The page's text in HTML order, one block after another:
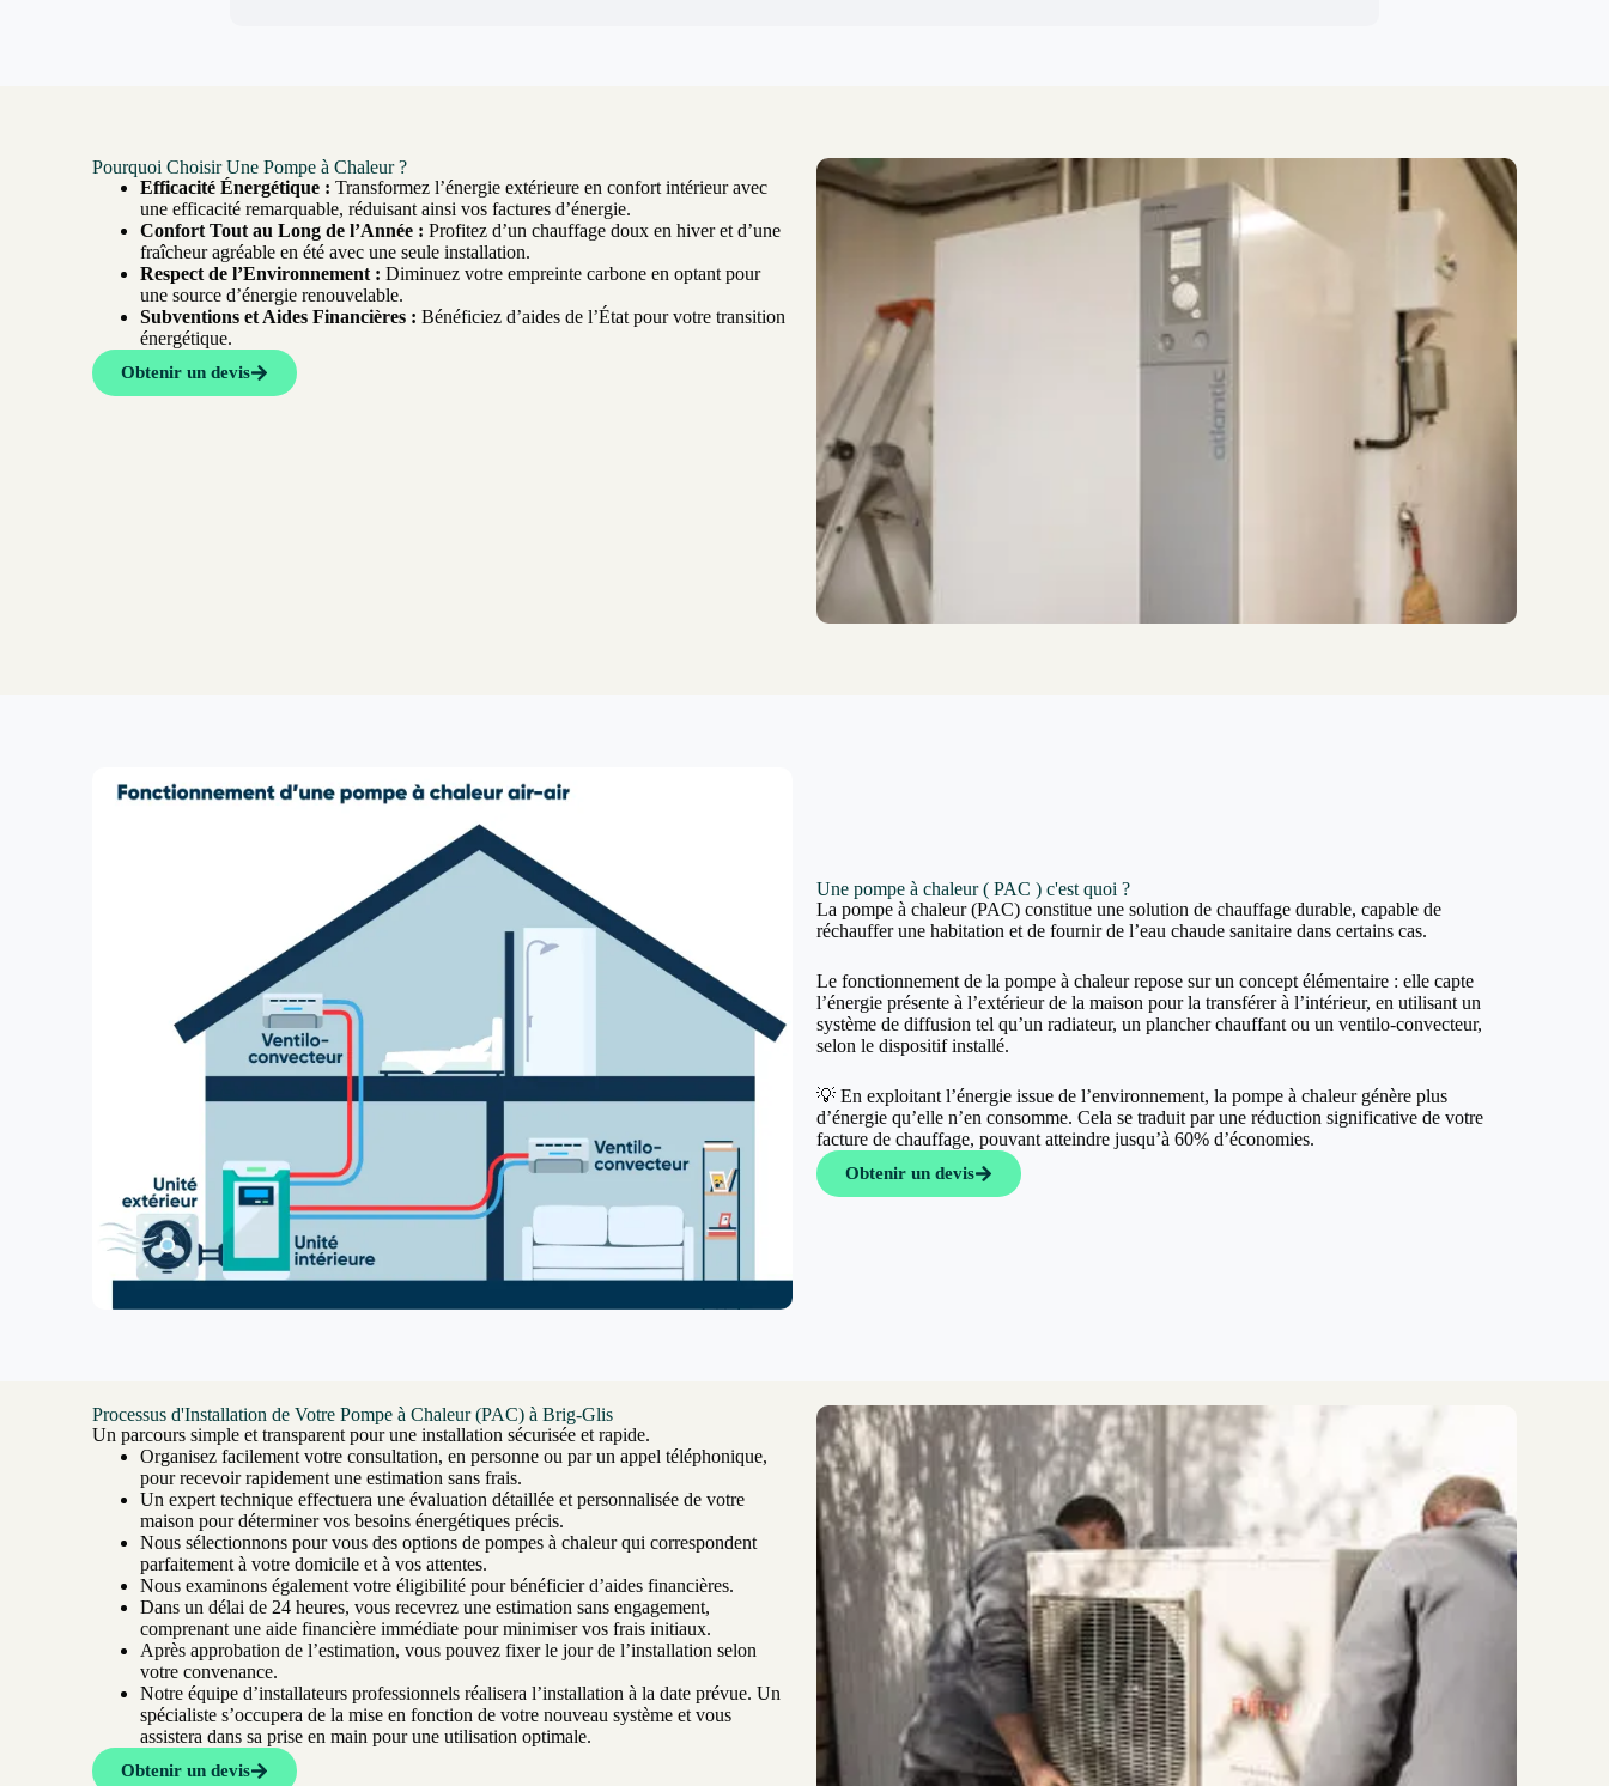
Pourquoi Choisir Une Pompe à Chaleur ?
Efficacité Énergétique : Transformez l’énergie extérieure en confort intérieur avec
une efficacité remarquable, réduisant ainsi vos factures d’énergie.
Confort Tout au Long de l’Année : Profitez d’un chauffage doux en hiver et d’une
fraîcheur agréable en été avec une seule installation.
Respect de l’Environnement : Diminuez votre empreinte carbone en optant pour
une source d’énergie renouvelable.
Subventions et Aides Financières : Bénéficiez d’aides de l’État pour votre transition
énergétique.
Obtenir un devis
Une pompe à chaleur ( PAC ) c'est quoi ?
La pompe à chaleur (PAC) constitue une solution de chauffage durable, capable de
réchauffer une habitation et de fournir de l’eau chaude sanitaire dans certains cas.
Le fonctionnement de la pompe à chaleur repose sur un concept élémentaire : elle capte
l’énergie présente à l’extérieur de la maison pour la transférer à l’intérieur, en utilisant un
système de diffusion tel qu’un radiateur, un plancher chauffant ou un ventilo-convecteur,
selon le dispositif installé.
💡 En exploitant l’énergie issue de l’environnement, la pompe à chaleur génère plus
d’énergie qu’elle n’en consomme. Cela se traduit par une réduction significative de votre
facture de chauffage, pouvant atteindre jusqu’à 60% d’économies.
Obtenir un devis
Processus d'Installation de Votre Pompe à Chaleur (PAC) à Brig-Glis
Un parcours simple et transparent pour une installation sécurisée et rapide.
Organisez facilement votre consultation, en personne ou par un appel téléphonique,
pour recevoir rapidement une estimation sans frais.
Un expert technique effectuera une évaluation détaillée et personnalisée de votre
maison pour déterminer vos besoins énergétiques précis.
Nous sélectionnons pour vous des options de pompes à chaleur qui correspondent
parfaitement à votre domicile et à vos attentes.
Nous examinons également votre éligibilité pour bénéficier d’aides financières.
Dans un délai de 24 heures, vous recevrez une estimation sans engagement,
comprenant une aide financière immédiate pour minimiser vos frais initiaux.
Après approbation de l’estimation, vous pouvez fixer le jour de l’installation selon
votre convenance.
Notre équipe d’installateurs professionnels réalisera l’installation à la date prévue. Un
spécialiste s’occupera de la mise en fonction de votre nouveau système et vous
assistera dans sa prise en main pour une utilisation optimale.
Obtenir un devis